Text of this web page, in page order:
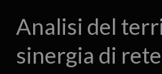
Analisi del
sinergia di rete